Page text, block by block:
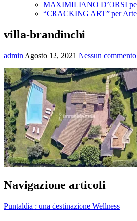
MAXIMILIANO D’ORSI
“CRACKING ART” per
villa-brandinchi
admin Agosto 12, 2021 Nessun commento
Navigazione articoli
Puntaldia : una destinazione Wellness